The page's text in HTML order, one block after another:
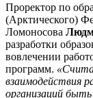
Проректор по
(Арктического)
Ломоносова
разработки
вовлечении
программ.
взаимодействия
организаций